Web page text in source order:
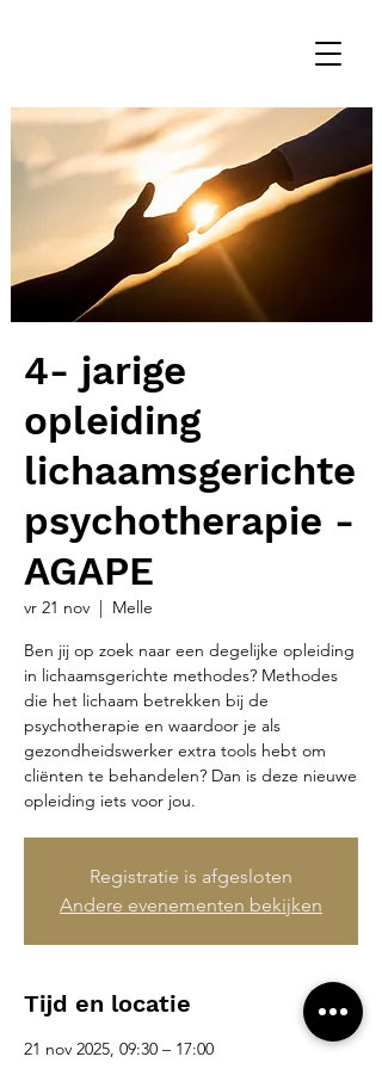
4- jarige
opleiding
lichaamsgerichte
psychotherapie -
AGAPE
vr 21 nov
  |
Melle
Ben jij op zoek naar een degelijke opleiding
in lichaamsgerichte methodes? Methodes
die het lichaam betrekken bij de
psychotherapie en waardoor je als
gezondheidswerker extra tools hebt om
cliënten te behandelen? Dan is deze nieuwe
opleiding iets voor jou.
Registratie is afgesloten
Andere evenementen bekijken
Tijd en locatie
21 nov 2025, 09:30 – 17:00